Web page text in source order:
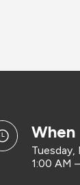
when
Tuesday,
1:00 AM